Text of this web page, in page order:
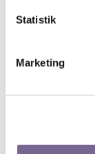
Statistik
Marketing
Bemærk,
Kreds 1 og
afbud er
angive dine